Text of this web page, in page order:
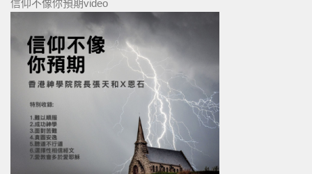
信仰不像你預期video